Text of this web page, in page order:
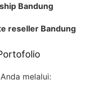
Bandung
reseller Bandung
melalui: